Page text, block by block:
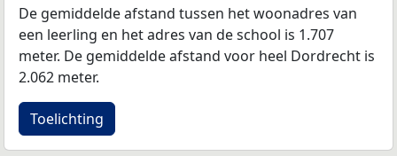
De gemiddelde afstand tussen het woonadres van
een leerling en het adres van de school is 1.707
meter. De gemiddelde afstand voor heel Dordrecht is
2.062 meter.
Toelichting